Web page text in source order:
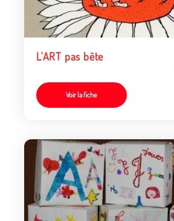
L'ART pas bête
Voir la fiche